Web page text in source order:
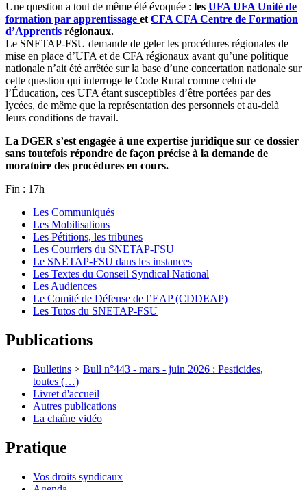
Une question a tout de même été évoquée : les UFA UFA Unité de
formation par apprentissage etCFA CFA Centre de Formation
d’Apprentis régionaux.
Le SNETAP-FSU demande de geler les procédures régionales de
mise en place d’UFA et de CFA régionaux avant qu’une politique
nationale n’ait été arrêtée sur la base d’une concertation nationale sur
cette question qui interroge le Code Rural comme celui de
l’Éducation, ces UFA étant susceptibles d’être portées par des
lycées, de même que la représentation des personnels et au-delà
leurs conditions de travail.
La DGER s’est engagée à une expertise juridique sur ce dossier
sans toutefois répondre de façon précise à la demande de
moratoire des procédures en cours.
Fin : 17h
Les Communiqués
Les Mobilisations
Les Pétitions, les tribunes
Les Courriers du SNETAP-FSU
Le SNETAP-FSU dans les instances
Les Textes du Conseil Syndical National
Les Audiences
Le Comité de Défense de l’EAP (CDDEAP)
Les Tutos du SNETAP-FSU
Publications
Bulletins > Bull n°443 - mars - juin 2026 : Pesticides,
toutes (…)
Livret d'accueil
Autres publications
La chaîne vidéo
Pratique
Vos droits syndicaux